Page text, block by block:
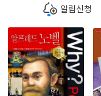
알림신청